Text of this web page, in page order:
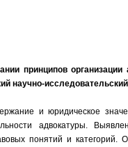
принципов организации
научно-
и юридическое
адвокатуры.
понятий и категорий.